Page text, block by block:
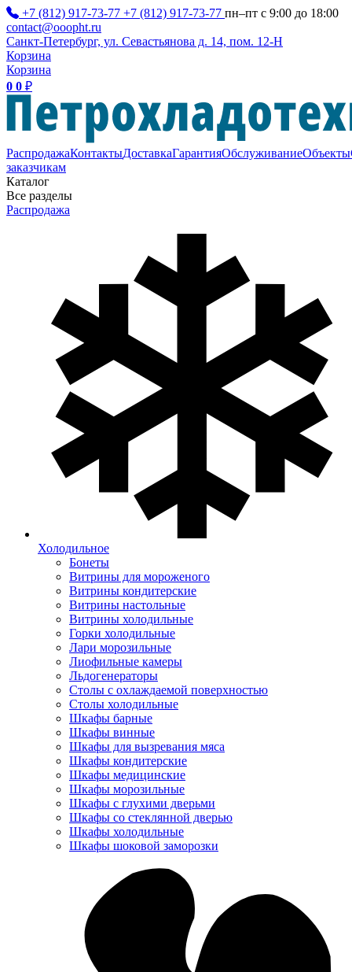
+7 (812) 917-73-77 +7 (812) 917-73-77 пн–пт с 9:00 до 18:00
contact@ooopht.ru
Санкт-Петербург, ул. Севастьянова д. 14, пом. 12-Н
Корзина
Корзина
0 0 ₽
РаспродажаКонтактыДоставкаГарантияОбслуживаниеОбъекты
заказчикам
Каталог
Все разделы
Распродажа
Холодильное
Бонеты
Витрины для мороженого
Витрины кондитерские
Витрины настольные
Витрины холодильные
Горки холодильные
Лари морозильные
Лиофильные камеры
Льдогенераторы
Столы с охлаждаемой поверхностью
Столы холодильные
Шкафы барные
Шкафы винные
Шкафы для вызревания мяса
Шкафы кондитерские
Шкафы медицинские
Шкафы морозильные
Шкафы с глухими дверьми
Шкафы со стеклянной дверью
Шкафы холодильные
Шкафы шоковой заморозки